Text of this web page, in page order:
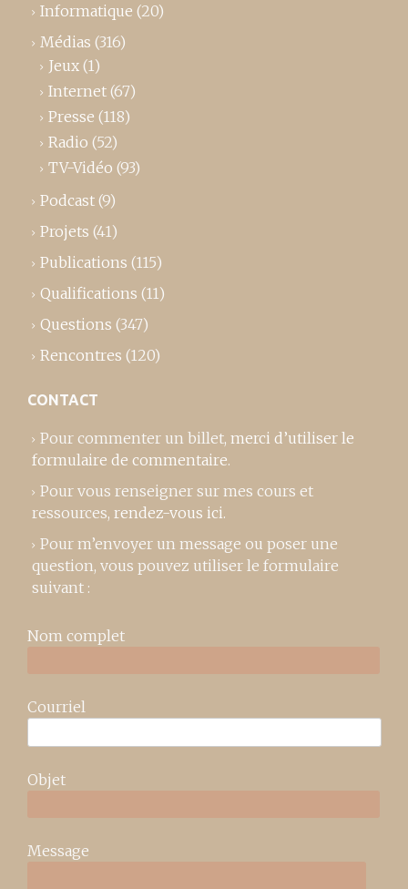
Informatique (20)
Médias (316)
Jeux (1)
Internet (67)
Presse (118)
Radio (52)
TV-Vidéo (93)
Podcast (9)
Projets (41)
Publications (115)
Qualifications (11)
Questions (347)
Rencontres (120)
CONTACT
Pour commenter un billet, merci d’utiliser le
formulaire de commentaire.
Pour vous renseigner sur mes cours et
ressources, rendez-vous ici.
Pour m’envoyer un message ou poser une
question, vous pouvez utiliser le formulaire
suivant :
Nom complet
Courriel
Objet
Message